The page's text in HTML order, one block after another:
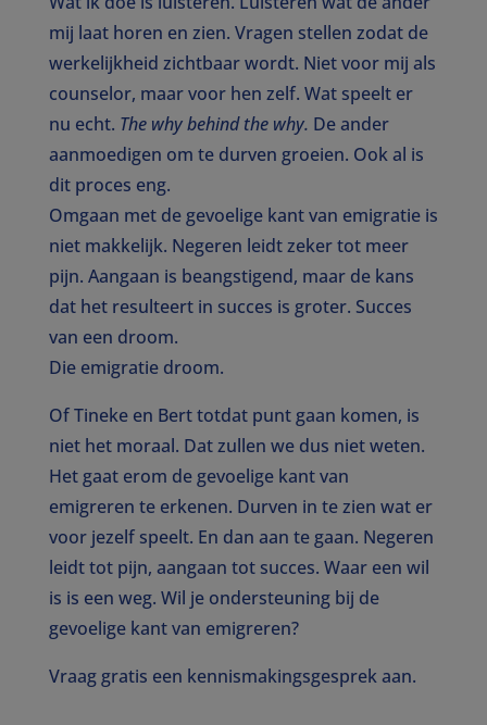
mij laat horen en zien. Vragen stellen zodat de
werkelijkheid zichtbaar wordt. Niet voor mij als
counselor, maar voor hen zelf. Wat speelt er
nu echt. The why behind the why. De ander
aanmoedigen om te durven groeien. Ook al is
dit proces eng.
Omgaan met de gevoelige kant van emigratie is
niet makkelijk. Negeren leidt zeker tot meer
pijn. Aangaan is beangstigend, maar de kans
dat het resulteert in succes is groter. Succes
van een droom.
Die emigratie droom.
Of Tineke en Bert totdat punt gaan komen, is
niet het moraal. Dat zullen we dus niet weten.
Het gaat erom de gevoelige kant van
emigreren te erkenen. Durven in te zien wat er
voor jezelf speelt. En dan aan te gaan. Negeren
leidt tot pijn, aangaan tot succes. Waar een wil
is is een weg. Wil je ondersteuning bij de
gevoelige kant van emigreren?
Vraag gratis een kennismakingsgesprek aan.